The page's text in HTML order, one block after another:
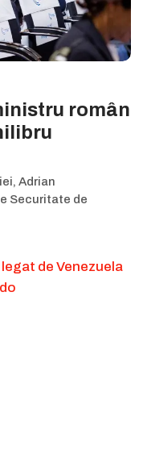
român
Adrian
Securitate de